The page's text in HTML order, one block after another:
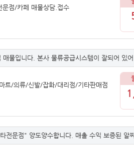
점/카페 매물상담.접수
물입니다. 본사 물류공급시스템이 잘되어 있
트/의류/신발/잡화/대리점/기타판매점
전문점" 양도양수합니다. 매출 수익 보증된